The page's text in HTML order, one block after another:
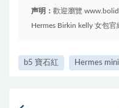
声明： 歡迎瀏覽
Hermes Birkin kelly 女包官
b5 寶石紅 Hermes